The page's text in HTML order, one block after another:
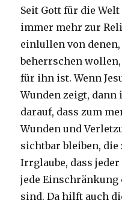
Seit Gott für die
immer mehr zur
einlullen von
beherrschen
für ihn ist. Wenn
Wunden zeigt, dann
darauf, dass zum
Wunden und
sichtbar bleiben, die
Irrglaube, dass
jede Einschränkung
sind. Da hilft auch